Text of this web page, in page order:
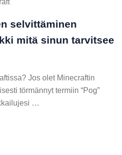
selvittäminen
mitä sinun tarvitsee
Jos olet Minecraftin
törmännyt termiin “Pog”
…